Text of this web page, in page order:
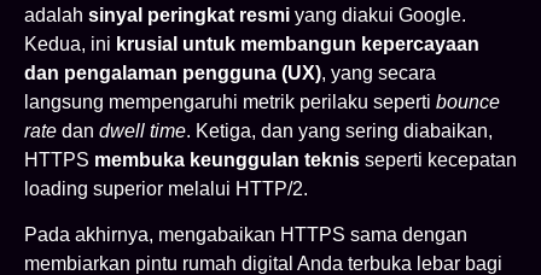
adalah sinyal peringkat resmi yang diakui Google.
Kedua, ini krusial untuk membangun kepercayaan
dan pengalaman pengguna (UX), yang secara
langsung mempengaruhi metrik perilaku seperti bounce
rate dan dwell time. Ketiga, dan yang sering diabaikan,
HTTPS membuka keunggulan teknis seperti kecepatan
loading superior melalui HTTP/2.
Pada akhirnya, mengabaikan HTTPS sama dengan
membiarkan pintu rumah digital Anda terbuka lebar bagi